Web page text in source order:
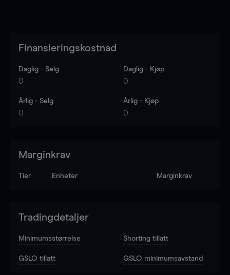
Finansieringskostnad
Daglig - Selg
0
Daglig - Kjøp
0
Årlig - Selg
0
Årlig - Kjøp
0
Marginkrav
Tier Enheter Marginkrav
Tradingdetaljer
Minimumsstørrelse Shorting tillatt
GSLO tillatt GSLO minimumsavstand